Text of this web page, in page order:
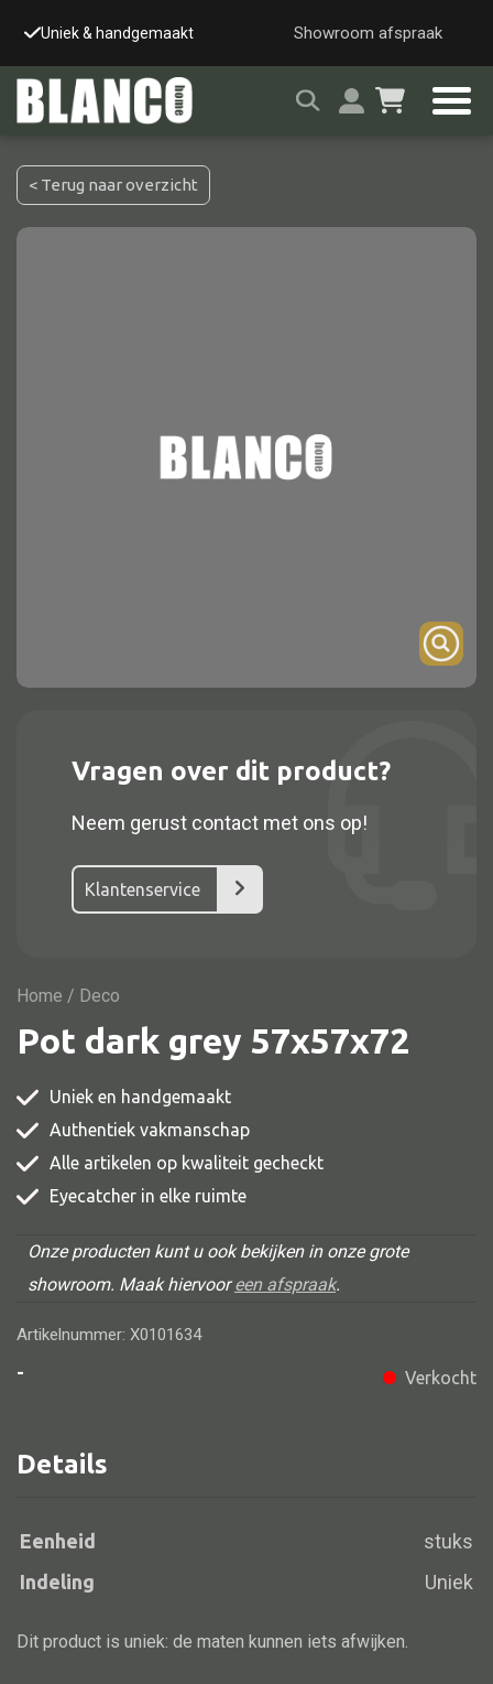
Uniek & handgemaakt Gecontroleerd op
Showroom afspraak
Alle kasten
Dressoir
Nachtkast
Vitrine
TV meubel
Comode
Eetkamer stoel
Barstoel
Stoel overig
Alle banken
< Terug naar overzicht
Vragen over dit product?
Neem gerust contact met ons op!
Klantenservice
Home / Deco
Pot dark grey 57x57x72
Uniek en handgemaakt
Authentiek vakmanschap
Alle artikelen op kwaliteit gecheckt
Eyecatcher in elke ruimte
Onze producten kunt u ook bekijken in onze grote
showroom. Maak hiervooreen afspraak.
Artikelnummer: X0101634
-
Verkocht
Details
Eenheid stuks
Indeling Uniek
Dit product is uniek: de maten kunnen iets afwijken.